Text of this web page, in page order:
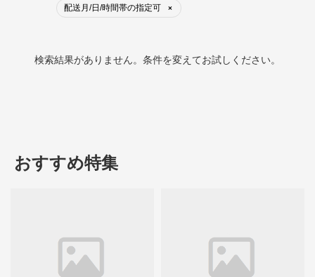
配送月/日/時間帯の指定可 ×
検索結果がありません。条件を変えてお試しください。
おすすめ特集